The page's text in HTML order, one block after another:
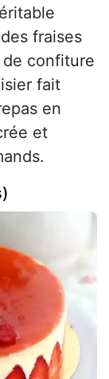
fraises
confiture
fait
en
et